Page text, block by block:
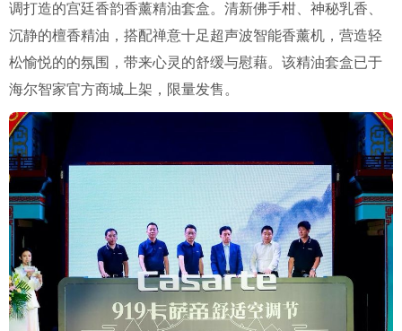
调打造的宫廷香韵香薰精油套盒。清新佛手柑、神秘乳香、
沉静的檀香精油，搭配禅意十足超声波智能香薰机，营造轻
松愉悦的的氛围，带来心灵的舒缓与慰藉。该精油套盒已于
海尔智家官方商城上架，限量发售。